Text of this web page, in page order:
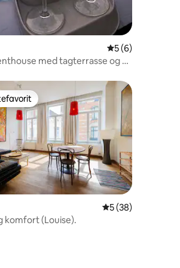
5 ud af 5 i
5 (6)
med tagterrasse og 3
bedømmelse, 154 omtaler
5 ud af 5 i
5 (38)
Stilhed og komfort (Louise).